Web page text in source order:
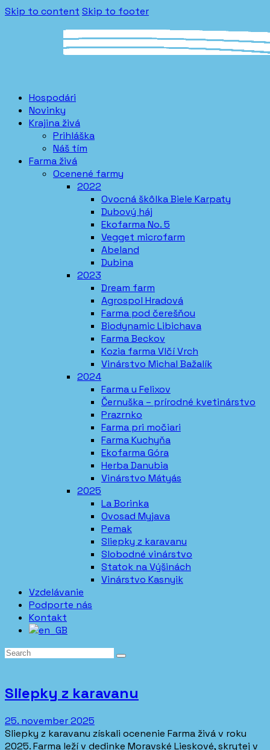
Skip to content Skip to footer
Hospodári
Novinky
Krajina živá
Prihláška
Náš tím
Farma živá
Ocenené farmy
2022
Ovocná škôlka Biele Karpaty
Dubový háj
Ekofarma No. 5
Vegget microfarm
Abeland
Dubina
2023
Dream farm
Agrospol Hradová
Farma pod čerešňou
Biodynamic Libichava
Farma Beckov
Kozia farma Vlčí Vrch
Vinárstvo Michal Bažalík
2024
Farma u Felixov
Černuška – prírodné kvetinárstvo
Prazrnko
Farma pri močiari
Farma Kuchyňa
Ekofarma Góra
Herba Danubia
Vinárstvo Mátyás
2025
La Borinka
Ovosad Myjava
Pemak
Sliepky z karavanu
Slobodné vinárstvo
Statok na Výšinách
Vinárstvo Kasnyik
Vzdelávanie
Podporte nás
Kontakt
Sliepky z karavanu
25. november 2025
Sliepky z karavanu získali ocenenie Farma živá v roku
2025. Farma leží v dedinke Moravské Lieskové, skrytej v